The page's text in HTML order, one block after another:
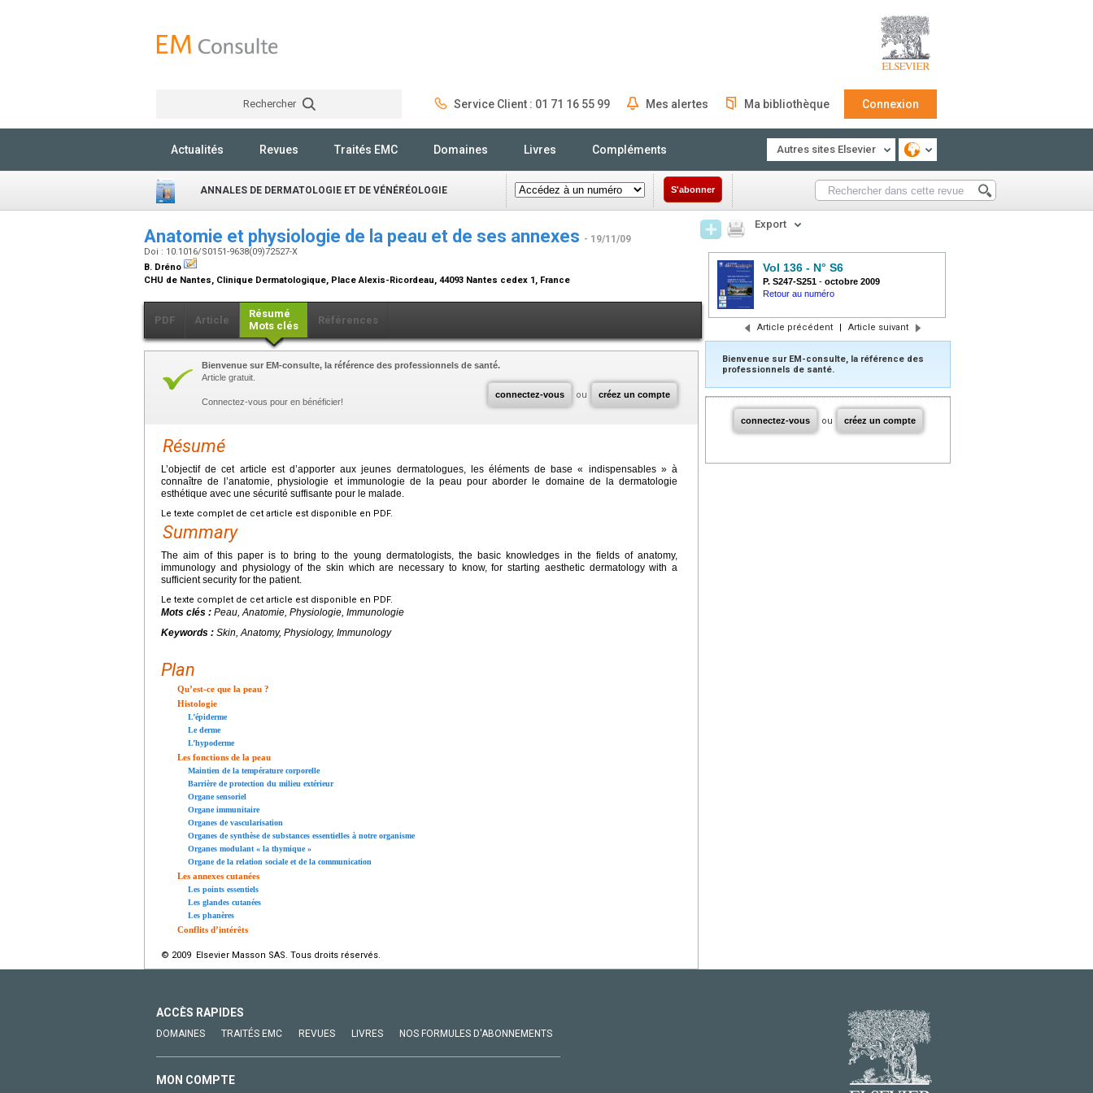
Rechercher Service Client : 01 71 16 55 99 Mes alertes Ma bibliothèque Connexion
Actualités Revues Traités EMC Domaines Livres Compléments Autres sites Elsevier
ANNALES DE DERMATOLOGIE ET DE VÉNÉRÉOLOGIE S'abonner
Anatomie et physiologie de la peau et de ses annexes - 19/11/09
Doi : 10.1016/S0151-9638(09)72527-X
B. Dréno
CHU de Nantes, Clinique Dermatologique, Place Alexis-Ricordeau, 44093 Nantes cedex 1, France
PDF Article
Résumé
Mots clés
Références
connectez-vous ou créez un compte
Bienvenue sur EM-consulte, la référence des professionnels de santé.
Article gratuit.
Connectez-vous pour en bénéficier!
Résumé
L’objectif de cet article est d’apporter aux jeunes dermatologues, les éléments de base « indispensables » à
connaître de l’anatomie, physiologie et immunologie de la peau pour aborder le domaine de la dermatologie
esthétique avec une sécurité suffisante pour le malade.
Le texte complet de cet article est disponible en PDF.
Summary
The aim of this paper is to bring to the young dermatologists, the basic knowledges in the fields of anatomy,
immunology and physiology of the skin which are necessary to know, for starting aesthetic dermatology with a
sufficient security for the patient.
Le texte complet de cet article est disponible en PDF.
Mots clés : Peau, Anatomie, Physiologie, Immunologie
Keywords : Skin, Anatomy, Physiology, Immunology
Plan
Qu’est-ce que la peau ?
Histologie
L’épiderme
Le derme
L’hypoderme
Les fonctions de la peau
Maintien de la température corporelle
Barrière de protection du milieu extérieur
Organe sensoriel
Organe immunitaire
Organes de vascularisation
Organes de synthèse de substances essentielles à notre organisme
Organes modulant « la thymique »
Organe de la relation sociale et de la communication
Les annexes cutanées
Les points essentiels
Les glandes cutanées
Les phanères
Conflits d’intérêts
© 2009 Elsevier Masson SAS. Tous droits réservés.
Export
Vol 136 - N° S6
P. S247-S251 - octobre 2009
Retour au numéro
Article précédent | Article suivant
Bienvenue sur EM-consulte, la référence des
professionnels de santé.
connectez-vous ou créez un compte
ACCÈS RAPIDES
DOMAINES TRAITÉS EMC REVUES LIVRES NOS FORMULES D'ABONNEMENTS
MON COMPTE